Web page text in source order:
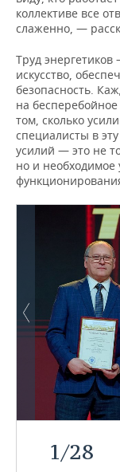
коллективе все
слаженно, —
Труд
искусство,
безопасность.
на
том, сколько
специалисты в
усилий — это не
но и необходимое
1/28